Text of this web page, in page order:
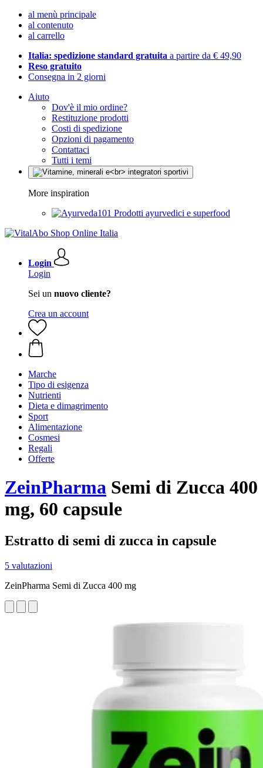
al menù principale
al contenuto
al carrello
Italia: spedizione standard gratuita a partire da € 49,90
Reso gratuito
Consegna in 2 giorni
Aiuto
Dov'è il mio ordine?
Restituzione prodotti
Costi di spedizione
Opzioni di pagamento
Contattaci
Tutti i temi
More inspiration
Prodotti ayurvedici e superfood
Login
Login
Sei un nuovo cliente?
Crea un account
Marche
Tipo di esigenza
Nutrienti
Dieta e dimagrimento
Sport
Alimentazione
Cosmesi
Regali
Offerte
ZeinPharma Semi di Zucca 400
mg, 60 capsule
Estratto di semi di zucca in capsule
5 valutazioni
ZeinPharma Semi di Zucca 400 mg